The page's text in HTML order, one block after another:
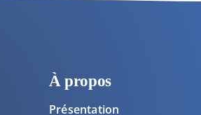
À propos
Présentation